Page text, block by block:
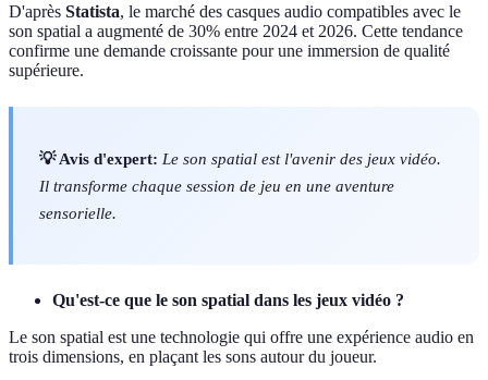
D'après Statista, le marché des casques audio compatibles avec le
son spatial a augmenté de 30% entre 2024 et 2026. Cette tendance
confirme une demande croissante pour une immersion de qualité
supérieure.
💡 Avis d'expert: Le son spatial est l'avenir des jeux vidéo.
Il transforme chaque session de jeu en une aventure
sensorielle.
Qu'est-ce que le son spatial dans les jeux vidéo ?
Le son spatial est une technologie qui offre une expérience audio en
trois dimensions, en plaçant les sons autour du joueur.